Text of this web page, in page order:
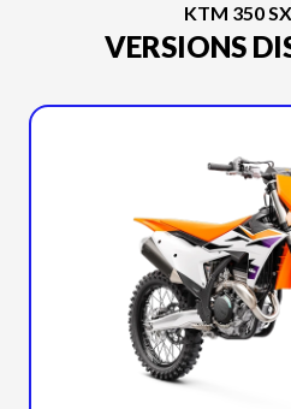
KTM 350
VERSIONS